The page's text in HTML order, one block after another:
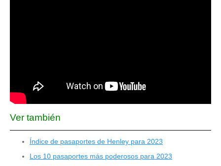
Ver también
Índice de pasaportes de Henley para 2023
Los 10 pasaportes más poderosos para 2023